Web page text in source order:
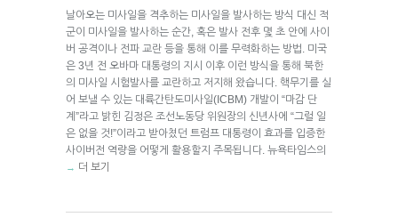
날아오는 미사일을 격추하는 미사일을 발사하는 방식 대신 적
군이 미사일을 발사하는 순간, 혹은 발사 전후 몇 초 안에 사이
버 공격이나 전파 교란 등을 통해 이를 무력화하는 방법. 미국
은 3년 전 오바마 대통령의 지시 이후 이런 방식을 통해 북한
의 미사일 시험발사를 교란하고 저지해 왔습니다. 핵무기를 실
어 보낼 수 있는 대륙간탄도미사일(ICBM) 개발이 “마감 단
계”라고 밝힌 김정은 조선노동당 위원장의 신년사에 “그럴 일
은 없을 것!”이라고 받아쳤던 트럼프 대통령이 효과를 입증한
사이버전 역량을 어떻게 활용할지 주목됩니다. 뉴욕타임스의
→ 더 보기